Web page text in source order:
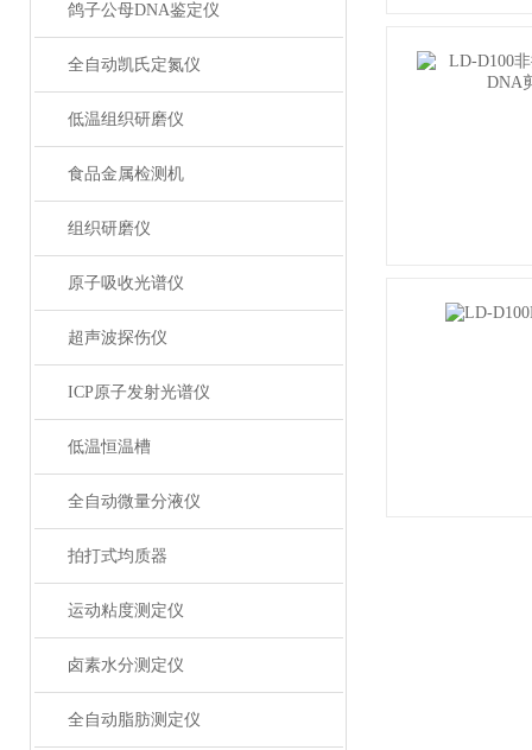
鸽子公母DNA鉴定仪
全自动凯氏定氮仪
低温组织研磨仪
食品金属检测机
组织研磨仪
原子吸收光谱仪
超声波探伤仪
ICP原子发射光谱仪
低温恒温槽
全自动微量分液仪
拍打式均质器
运动粘度测定仪
卤素水分测定仪
全自动脂肪测定仪